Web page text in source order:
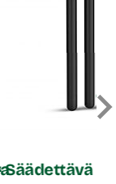
Säädettävä